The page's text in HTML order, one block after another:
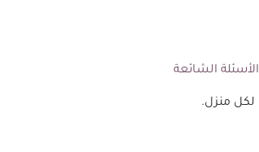
الأسئلة الشائعة